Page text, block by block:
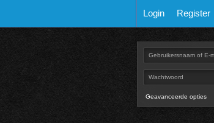
Login Register
Geavanceerde opties